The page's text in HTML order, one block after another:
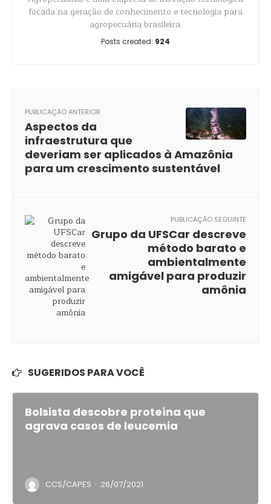
focada na geração de conhecimento e tecnologia para
agropecuária brasileira.
Posts created: 924
PUBLICAÇÃO ANTERIOR
Aspectos da
infraestrutura que
deveriam ser aplicados à Amazônia
para um crescimento sustentável
PUBLICAÇÃO SEGUINTE
Grupo da UFSCar descreve
método barato e
ambientalmente
amigável para produzir
amônia
SUGERIDOS PARA VOCÊ
Bolsista descobre proteína que
agrava casos de leucemia
CCS/CAPES · 26/07/2021